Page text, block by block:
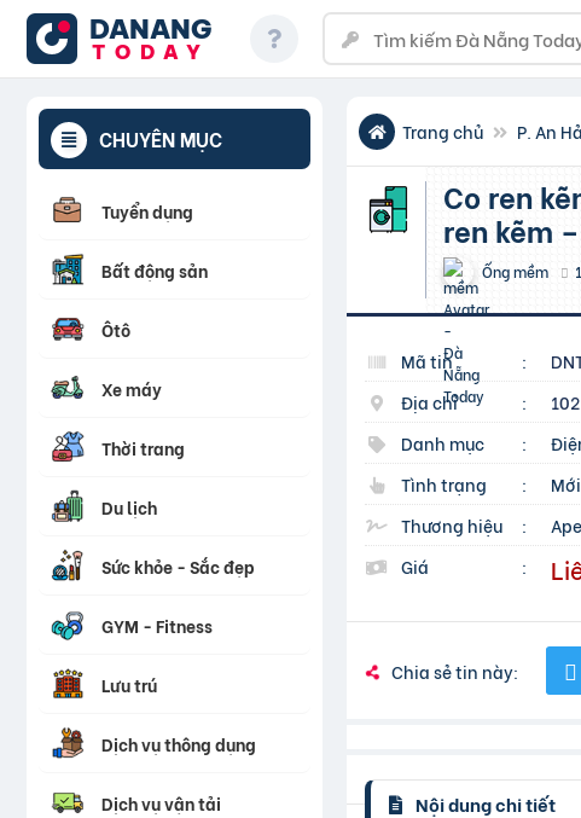
DANANG
TODAY
CHUYÊN MỤC
Tuyển dụng
Bất động sản
Ôtô
Xe máy
Thời trang
Du lịch
Sức khỏe - Sắc đẹp
GYM - Fitness
Lưu trú
Dịch vụ thông dụng
Dịch vụ vận tải
Trang chủ P. An
co ren kẽm- rắc co gang kẽm- tê ren kẽm- măng xông
ren kẽm
Ống mềm
Mã tin :
Địa chỉ
:
Danh mục
:
Tình trạng
:
Mới
Thương hiệu
:
Giá
:
Chia sẻ tin này:
Nội dung chi tiết